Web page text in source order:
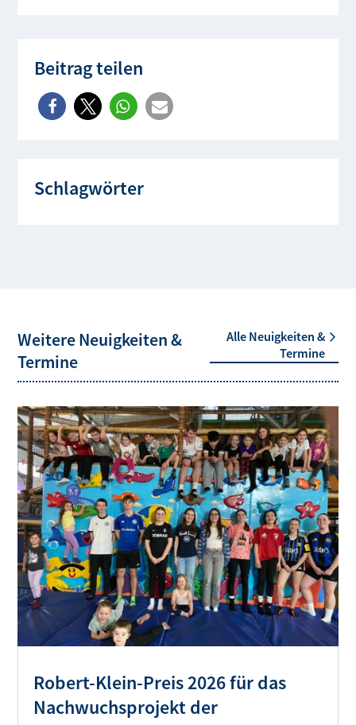
Beitrag teilen
Schlagwörter
Weitere Neuigkeiten &
Termine
Alle Neuigkeiten &
Termine
Robert-Klein-Preis 2026 für das
Nachwuchsprojekt der